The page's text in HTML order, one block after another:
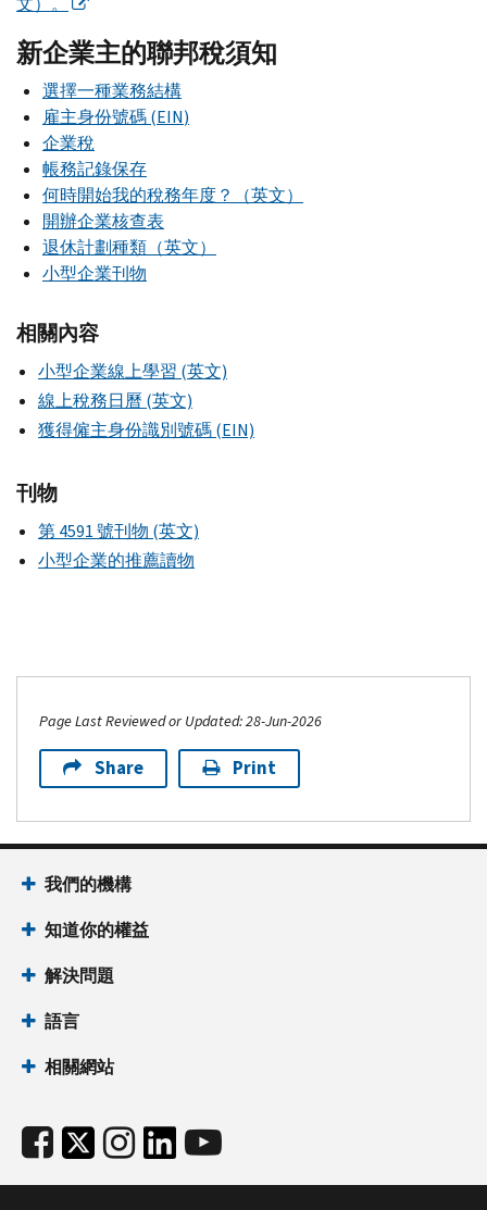
新企業主的聯邦稅須知
選擇一種業務結構
雇主身份號碼 (EIN)
企業稅
帳務記錄保存
何時開始我的稅務年度？（英文）
開辦企業核查表
退休計劃種類（英文）
小型企業刊物
相關內容
小型企業線上學習 (英文)
線上稅務日曆 (英文)
獲得僱主身份識別號碼 (EIN)
刊物
第 4591 號刊物 (英文)
小型企業的推薦讀物
Page Last Reviewed or Updated: 28-Jun-2026
Share Print
我們的機構
知道你的權益
解決問題
語言
相關網站